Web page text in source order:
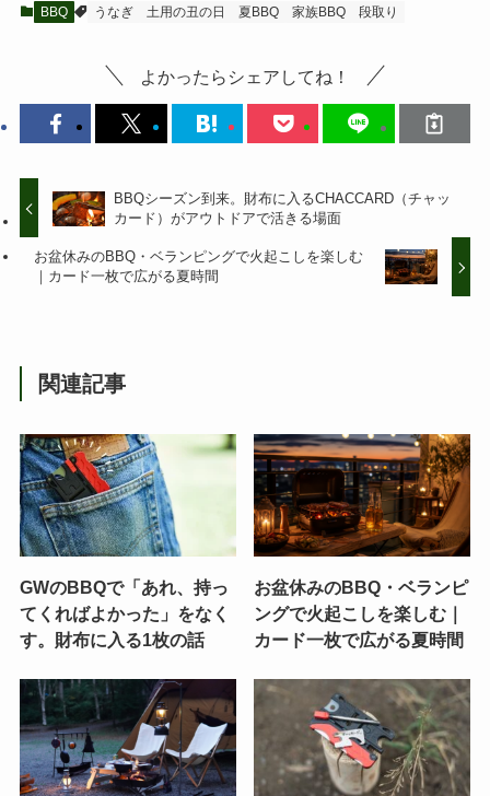
BBQ うなぎ 土用の丑の日 夏BBQ 家族BBQ 段取り
よかったらシェアしてね！
BBQシーズン到来。財布に入るCHACCARD（チャッ
カード）がアウトドアで活きる場面
お盆休みのBBQ・ベランピングで火起こしを楽しむ
｜カード一枚で広がる夏時間
関連記事
GWのBBQで「あれ、持っ
てくればよかった」をなく
す。財布に入る1枚の話
お盆休みのBBQ・ベランピ
ングで火起こしを楽しむ｜
カード一枚で広がる夏時間